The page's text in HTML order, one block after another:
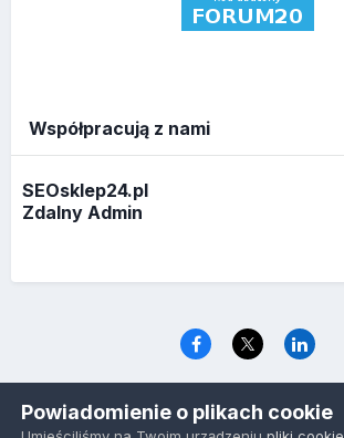
Współpracują z nami
SEOsklep24.pl
Zdalny Admin
www.optymalizacja.com
Powiadomienie o plikach cookie